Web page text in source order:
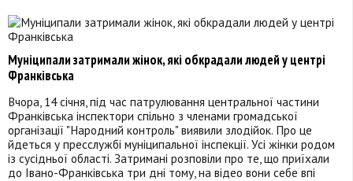
Муніципали затримали жінок, які обкрадали людей у центрі
Франківська
Вчора, 14 січня, під час патрулювання центральної частини
Франківська інспектори спільно з членами громадської
організації "Народний контроль" виявили злодійок. Про це
йдеться у пресслужбі муніципальної інспекції. Усі жінки родом
із сусідньої області. Затримані розповіли про те, що приїхали
до Івано-Франківська три дні тому, на відео вони себе впі